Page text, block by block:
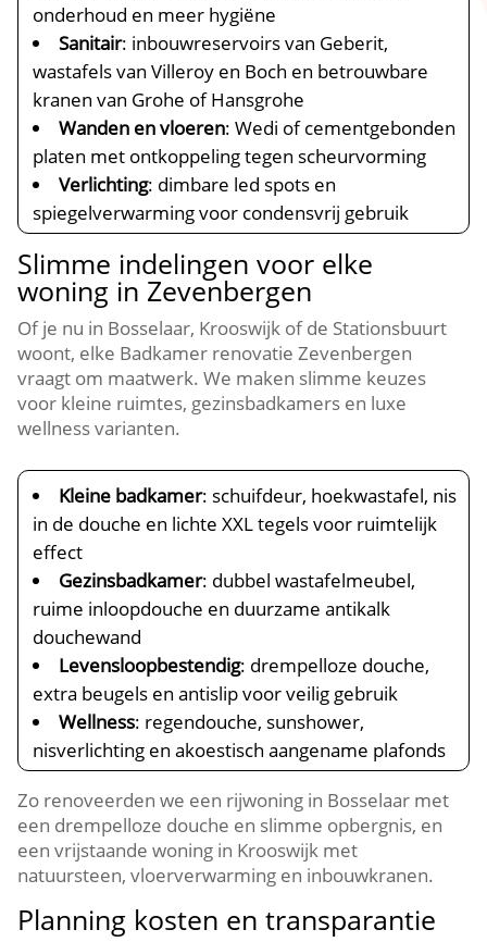
onderhoud en meer hygiëne
Sanitair: inbouwreservoirs van Geberit,
wastafels van Villeroy en Boch en betrouwbare
kranen van Grohe of Hansgrohe
Wanden en vloeren: Wedi of cementgebonden
platen met ontkoppeling tegen scheurvorming
Verlichting: dimbare led spots en
spiegelverwarming voor condensvrij gebruik
Slimme indelingen voor elke
woning in Zevenbergen
Of je nu in Bosselaar, Krooswijk of de Stationsbuurt
woont, elke Badkamer renovatie Zevenbergen
vraagt om maatwerk.​ We maken slimme keuzes
voor kleine ruimtes, gezinsbadkamers en luxe
wellness varianten.​
Kleine badkamer: schuifdeur, hoekwastafel, nis
in de douche en lichte XXL tegels voor ruimtelijk
effect
Gezinsbadkamer: dubbel wastafelmeubel,
ruime inloopdouche en duurzame antikalk
douchewand
Levensloopbestendig: drempelloze douche,
extra beugels en antislip voor veilig gebruik
Wellness: regendouche, sunshower,
nisverlichting en akoestisch aangename plafonds
Zo renoveerden we een rijwoning in Bosselaar met
een drempelloze douche en slimme opbergnis, en
een vrijstaande woning in Krooswijk met
natuursteen, vloerverwarming en inbouwkranen.​
Planning kosten en transparantie